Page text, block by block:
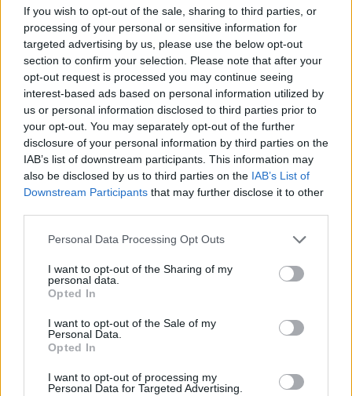
If you wish to opt-out of the sale, sharing to third parties, or
processing of your personal or sensitive information for
targeted advertising by us, please use the below opt-out
section to confirm your selection. Please note that after your
opt-out request is processed you may continue seeing
interest-based ads based on personal information utilized by
us or personal information disclosed to third parties prior to
your opt-out. You may separately opt-out of the further
disclosure of your personal information by third parties on the
IAB’s list of downstream participants. This information may
also be disclosed by us to third parties on the IAB’s List of
Downstream Participants that may further disclose it to other
Personal Data Processing Opt Outs
I want to opt-out of the Sharing of my
personal data.
Opted In
I want to opt-out of the Sale of my
Personal Data.
Opted In
I want to opt-out of processing my
Personal Data for Targeted Advertising.
ELŐFIZETŐI TARTALOM
Előbb jön a nyugdíj áprilisban
Portfolio
2026. március 19. 11:43
Áprilisban a megszokott 12-e helyett hamarabb
érkezik a nyugdíj a bankszámlákra.
A Magyar Államkincstár még tavaly decemberben
közzétette a 2026-os nyugdíjfolyósítási dátumokat, ebből
kiderült, hogy áprilisban előbb érkeznek a nyugdíjak:
várható időpontja 2026. január január 12. (hétfő) 2026.
február február 12. (csütörtök) - havi ellátás 2026. február...
KEDVES OLVASÓNK!
A keresett cikk a portfolio.hu hírarchívumához
tartozik, melynek olvasása előfizetéses